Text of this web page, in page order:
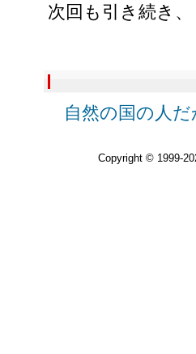
次回も引き続き
自然の国の人
Copyright © 1999-